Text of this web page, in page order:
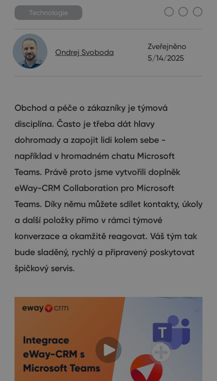
Technologie
Ondrej Svoboda
Zveřejněno
5/14/2025
Obchod a péče o zákazníky je týmová
disciplína. Často je třeba dát hlavy
dohromady a zapojit lidi kolem sebe -
například v hromadném chatu Microsoft
Teams. Právě proto jsme vytvořili doplněk
eWay-CRM Collaboration pro Microsoft
Teams. Díky němu můžete sdílet kontakty, úkoly
a další položky přímo v rámci týmové
konverzace a okamžitě reagovat. Váš tým tak
bude sladěný, rychlý a připravený poskytovat
špičkový servis.